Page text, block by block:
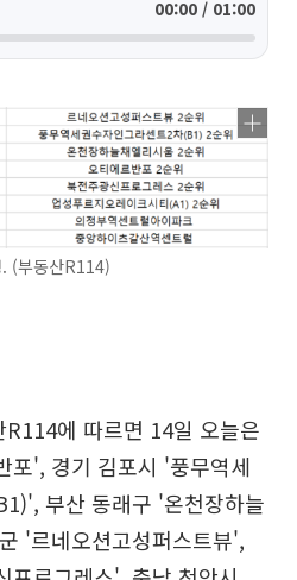
00:00 / 01:00
(부동산R114)
에 따르면 14일 오늘은
포', 경기 김포시 '풍무역세
부산 동래구 '온천장하늘
'르네오션고성퍼스트뷰',